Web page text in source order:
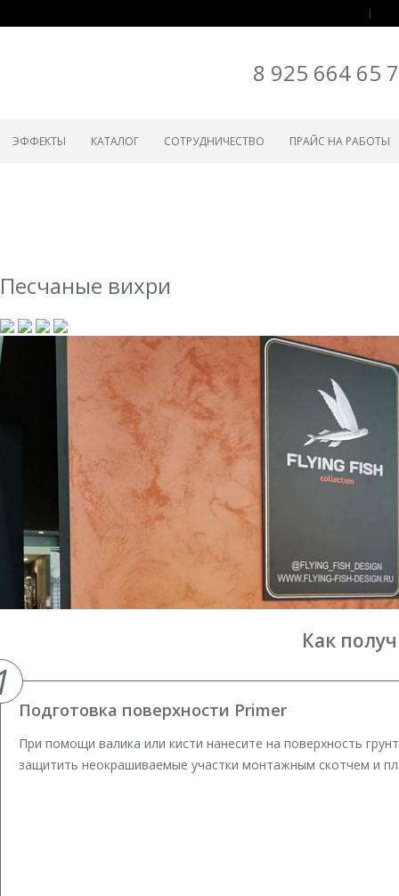
8 925 664 65
ЭФФЕКТЫ КАТАЛОГ СОТРУДНИЧЕСТВО ПРАЙС НА РАБОТЫ
Песчаные вихри
Как
Подготовка поверхности Primer
При помощи валика или кисти нанесите на поверхность
защитить неокрашиваемые участки монтажным скотчем и